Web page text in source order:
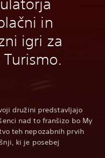
in
igri za
družini predstavljajo
nad to franšizo bo My
teh nepozabnih prvih
ki je posebej